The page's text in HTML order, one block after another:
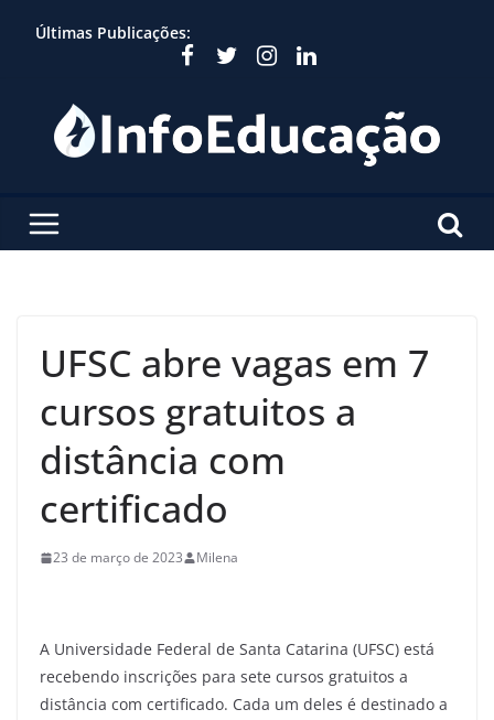
Últimas Publicações:
UFSC abre vagas em 7
cursos gratuitos a
distância com
certificado
23 de março de 2023 Milena
A Universidade Federal de Santa Catarina (UFSC) está
recebendo inscrições para sete cursos gratuitos a
distância com certificado. Cada um deles é destinado a